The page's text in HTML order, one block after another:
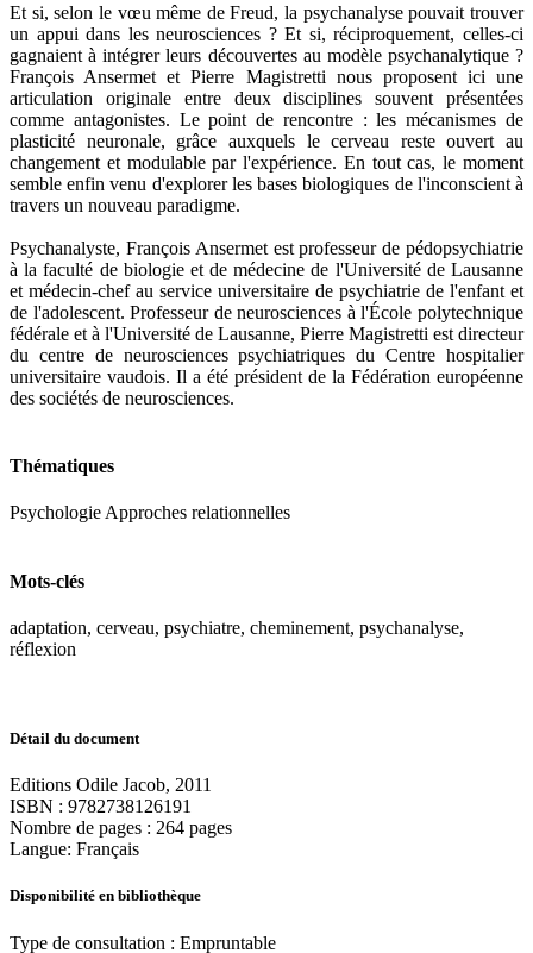
Et si, selon le vœu même de Freud, la psychanalyse pouvait trouver
un appui dans les neurosciences ? Et si, réciproquement, celles-ci
gagnaient à intégrer leurs découvertes au modèle psychanalytique ?
François Ansermet et Pierre Magistretti nous proposent ici une
articulation originale entre deux disciplines souvent présentées
comme antagonistes. Le point de rencontre : les mécanismes de
plasticité neuronale, grâce auxquels le cerveau reste ouvert au
changement et modulable par l'expérience. En tout cas, le moment
semble enfin venu d'explorer les bases biologiques de l'inconscient à
travers un nouveau paradigme.
Psychanalyste, François Ansermet est professeur de pédopsychiatrie
à la faculté de biologie et de médecine de l'Université de Lausanne
et médecin-chef au service universitaire de psychiatrie de l'enfant et
de l'adolescent. Professeur de neurosciences à l'École polytechnique
fédérale et à l'Université de Lausanne, Pierre Magistretti est directeur
du centre de neurosciences psychiatriques du Centre hospitalier
universitaire vaudois. Il a été président de la Fédération européenne
des sociétés de neurosciences.
Thématiques
Psychologie Approches relationnelles
Mots-clés
adaptation, cerveau, psychiatre, cheminement, psychanalyse,
réflexion
Détail du document
Editions Odile Jacob, 2011
ISBN : 9782738126191
Nombre de pages : 264 pages
Langue: Français
Disponibilité en bibliothèque
Type de consultation : Empruntable